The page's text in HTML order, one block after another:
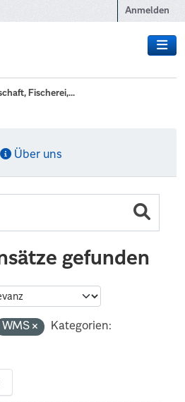
Anmelden
Fischerei,...
Über uns
gefunden
WMS
Kategorien: